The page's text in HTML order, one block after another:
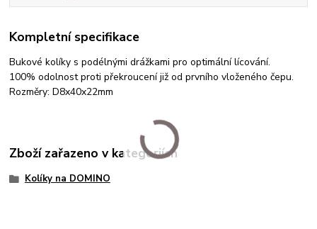
Kompletní specifikace
Bukové kolíky s podélnými drážkami pro optimální lícování.
100% odolnost proti překroucení již od prvního vloženého čepu.
Rozměry: D8x40x22mm
Zboží zařazeno v kategoriích
Kolíky na DOMINO